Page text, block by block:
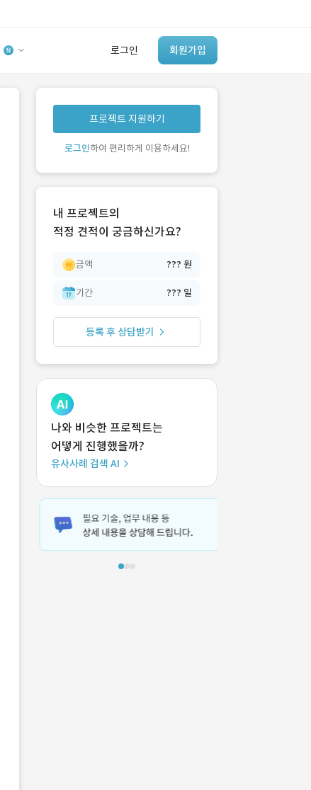
로그인 회원가입
유사사례 검색 AI
‘이런 거’ 만들어본
개발 회사 있어?
프로젝트 지원하기
로그인하여 편리하게 이용하세요!
내 프로젝트의
적정 견적이 궁금하신가요?
금액 ??? 원
기간 ??? 일
등록 후 상담받기
나와 비슷한 프로젝트는
어떻게 진행했을까?
유사사례 검색 AI